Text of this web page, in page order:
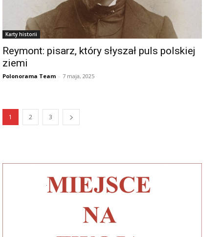
Karty historii
Reymont: pisarz, który słyszał puls polskiej
ziemi
Polonorama Team - 7 maja, 2025
1 2 3